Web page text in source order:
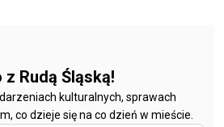
z Rudą Śląską!
kulturalnych, sprawach
co dzieje się na co dzień w mieście.